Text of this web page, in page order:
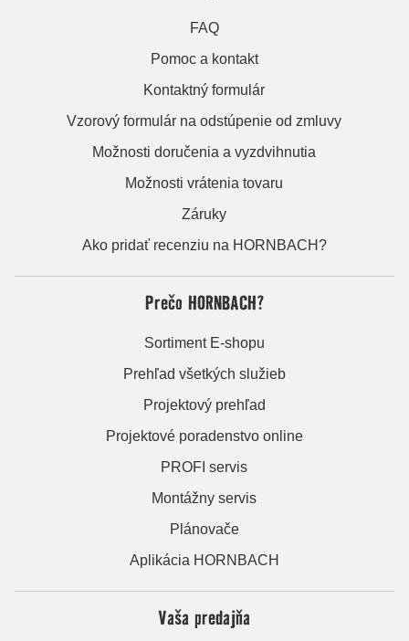
FAQ
Pomoc a kontakt
Kontaktný formulár
Vzorový formulár na odstúpenie od zmluvy
Možnosti doručenia a vyzdvihnutia
Možnosti vrátenia tovaru
Záruky
Ako pridať recenziu na HORNBACH?
Prečo HORNBACH?
Sortiment E-shopu
Prehľad všetkých služieb
Projektový prehľad
Projektové poradenstvo online
PROFI servis
Montážny servis
Plánovače
Aplikácia HORNBACH
Vaša predajňa